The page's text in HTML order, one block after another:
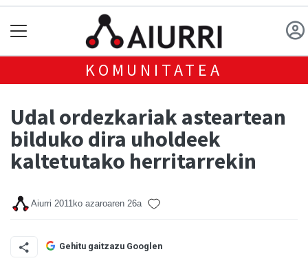
KOMUNITATEA
Udal ordezkariak asteartean
bilduko dira uholdeek
kaltetutako herritarrekin
Aiurri 2011ko azaroaren 26a
Gehitu gaitzazu Googlen